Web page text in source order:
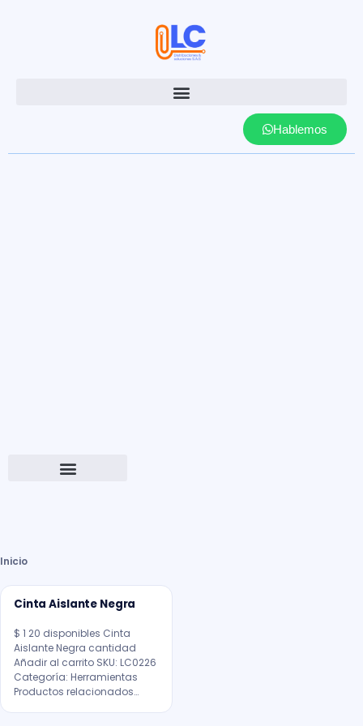
Hablemos
Inicio
Cinta Aislante Negra
$ 1 20 disponibles Cinta
Aislante Negra cantidad
Añadir al carrito SKU: LC0226
Categoría: Herramientas
Productos relacionados…